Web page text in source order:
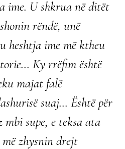
ime. U shkrua në ditët
rëndë, unë
heshtja ime më ktheu
Ky rrëfim është
majat falë
suaj… Është për
supe, e teksa ata
zhysnin drejt